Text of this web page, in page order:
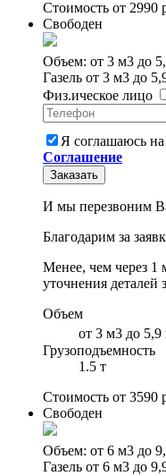
Стоимость от 2990
Свободен
Объем: от 3 м3 до
Газель от 3 м3 до
Физ.ическое лицо
Я соглашаюсь
Соглашение
Заказать
И мы перезвоним
Благодарим за
Менее, чем через
уточнения деталей
Объем
от 3 м3 до 5,9
Грузоподъемность
1.5 т
Стоимость от 3590
Свободен
Объем: от 6 м3 до
Газель от 6 м3 до